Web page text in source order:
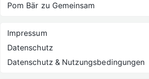
Pom Bär zu Gemeinsam
Impressum
Datenschutz
Datenschutz & Nutzungsbedingungen